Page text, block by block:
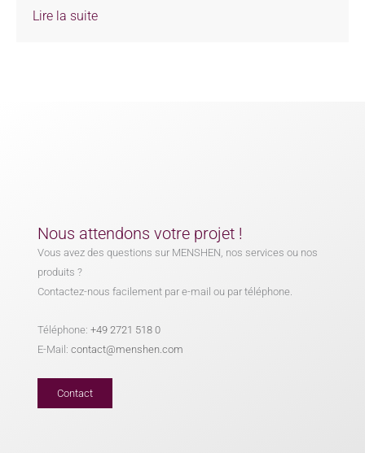
Lire la suite
Nous attendons votre projet !
Vous avez des questions sur MENSHEN, nos services ou nos
produits ?
Contactez-nous facilement par e-mail ou par téléphone.
Téléphone:+49 2721 518 0
E-Mail:contact@menshen.com
Contact